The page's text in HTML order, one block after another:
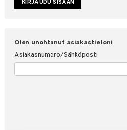
Olen unohtanut asiakastietoni
Asiakasnumero/Sähköposti